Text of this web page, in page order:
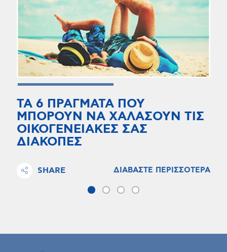
ΤΑ 6 ΠΡΑΓΜΑΤΑ ΠΟΥ
ΜΠΟΡΟΥΝ ΝΑ ΧΑΛΑΣΟΥΝ ΤΙΣ
ΟΙΚΟΓΕΝΕΙΑΚΕΣ ΣΑΣ
ΔΙΑΚΟΠΕΣ
SHARE ΔΙΑΒΑΣΤΕ ΠΕΡΙΣΣΟΤΕΡΑ